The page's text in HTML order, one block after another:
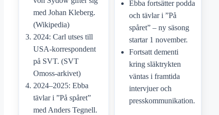
med Johan Kleberg.
(Wikipedia)
2024: Carl utses till
USA-korrespondent
på SVT. (SVT
Omoss-arkivet)
2024–2025: Ebba
tävlar i ”På spåret”
med Anders Tegnell.
Ebba fortsätter podda
och tävlar i ”På
spåret” – ny säsong
startar 1 november.
Fortsatt dementi
kring släktrykten
väntas i framtida
intervjuer och
presskommunikation.